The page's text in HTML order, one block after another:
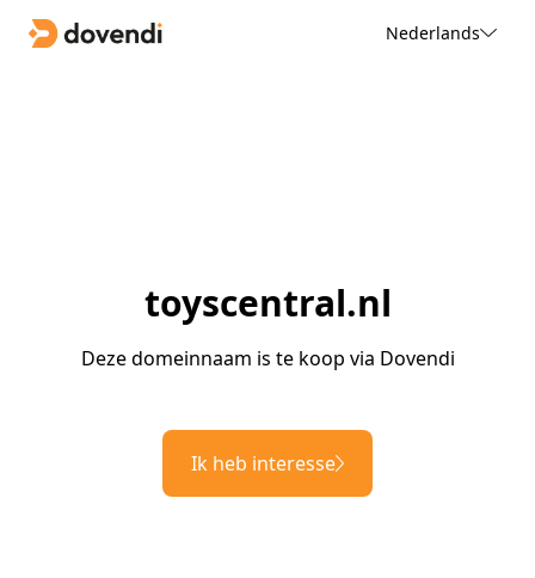
Nederlands
toyscentral.nl
Deze domeinnaam is te koop via Dovendi
Ik heb interesse